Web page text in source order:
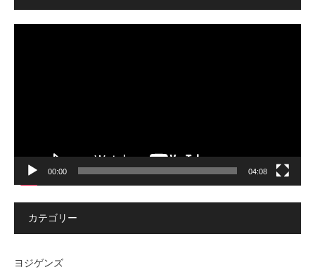
00:00 04:08
カテゴリー
ヨジゲンズ